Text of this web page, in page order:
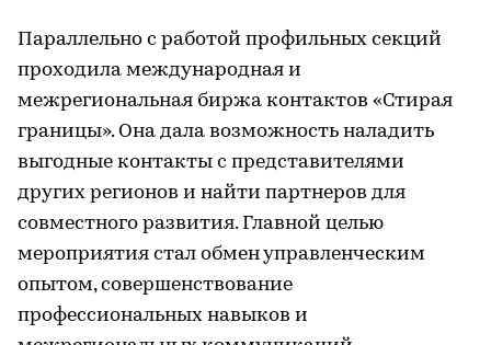
Параллельно с работой профильных секций
проходила международная и
межрегиональная биржа контактов «Стирая
границы». Она дала возможность наладить
выгодные контакты с представителями
других регионов и найти партнеров для
совместного развития. Главной целью
мероприятия стал обмен управленческим
опытом, совершенствование
профессиональных навыков и